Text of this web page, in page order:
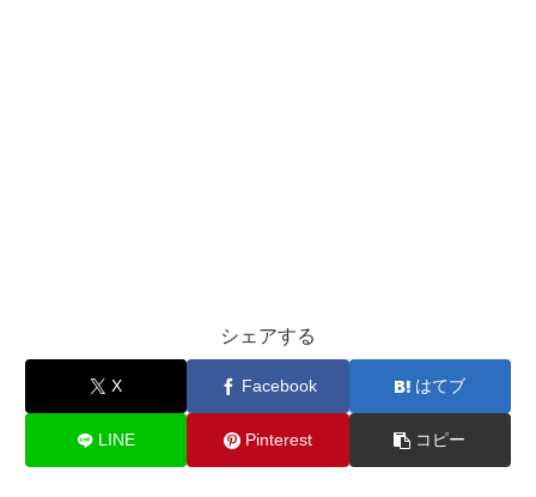
シェアする
X Facebook はてブ
LINE Pinterest コピー